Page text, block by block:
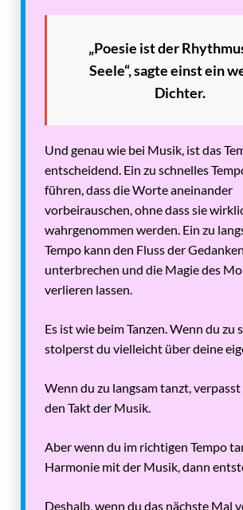
„Poesie ist der
Seele“, sagte einst ein
Dichter.
Und genau wie bei Musik, ist das
entscheidend. Ein zu schnelles
führen, dass die Worte aneinander
vorbeirauschen, ohne dass sie
wahrgenommen werden. Ein zu
Tempo kann den Fluss der Gedanken
unterbrechen und die Magie des
verlieren lassen.
Es ist wie beim Tanzen. Wenn du zu
stolperst du vielleicht über deine
Wenn du zu langsam tanzt,
den Takt der Musik.
Aber wenn du im richtigen Tempo
Harmonie mit der Musik, dann
Deshalb, wenn du das nächste Mal